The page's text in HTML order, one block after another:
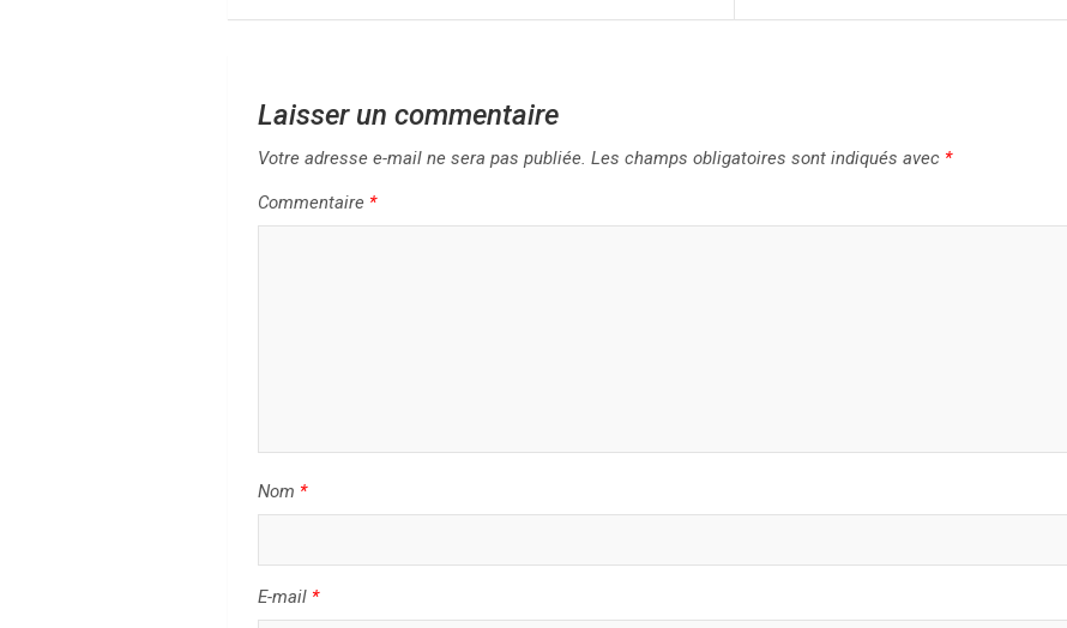
Laisser un commentaire
Votre adresse e-mail ne sera pas publiée. Les champs obligatoires sont indiqués avec *
Commentaire *
Nom *
E-mail *